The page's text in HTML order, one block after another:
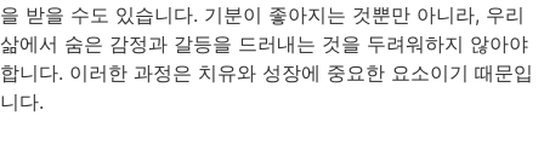
을 받을 수도 있습니다. 기분이 좋아지는 것뿐만 아니라, 우리
삶에서 숨은 감정과 갈등을 드러내는 것을 두려워하지 않아야
합니다. 이러한 과정은 치유와 성장에 중요한 요소이기 때문입
니다.